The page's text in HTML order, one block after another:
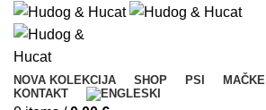
NOVA KOLEKCIJA SHOP PSI MAČKE
KONTAKT